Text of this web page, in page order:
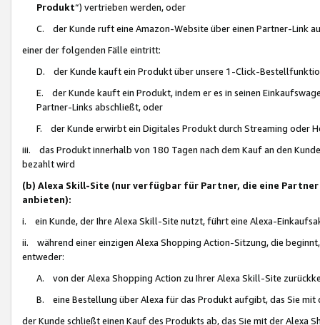
Produkt“) vertrieben werden, oder
C. der Kunde ruft eine Amazon-Website über einen Partner-Link
einer der folgenden Fälle eintritt:
D. der Kunde kauft ein Produkt über unsere 1-Click-
E. der Kunde kauft ein Produkt, indem er es in seinen
Partner-Links abschließt, oder
F. der Kunde erwirbt ein Digitales Produkt durch Streaming oder
iii. das Produkt innerhalb von 180 Tagen nach dem Kauf an den
bezahlt wird
(b) Alexa Skill-Site (nur verfügbar für Partner, die eine
anbieten):
i. ein Kunde, der Ihre Alexa Skill-Site nutzt, führt eine Alexa-
ii. während einer einzigen Alexa Shopping Action-Sitzung, die
entweder:
A. von der Alexa Shopping Action zu Ihrer Alexa Skill-Site
B. eine Bestellung über Alexa für das Produkt aufgibt, das Sie mit
der Kunde schließt einen Kauf des Produkts ab, das Sie mit der Alexa